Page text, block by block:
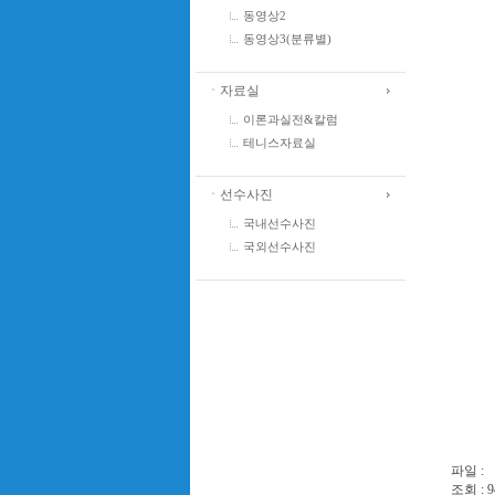
동영상2
동영상3(분류별)
ㆍ자료실
이론과실전&칼럼
테니스자료실
ㆍ선수사진
국내선수사진
국외선수사진
파일 :
조회 :